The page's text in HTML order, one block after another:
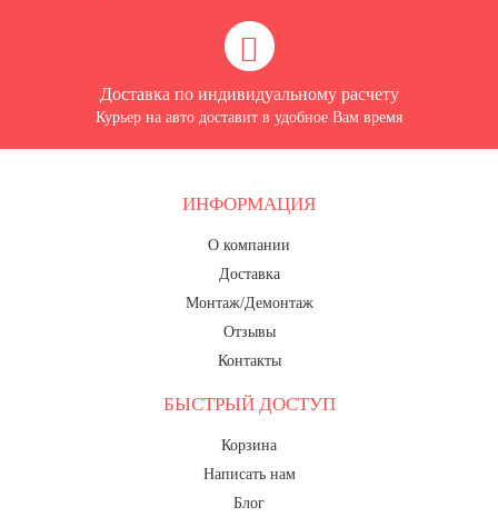
Доставка по индивидуальному расчету
Курьер на авто доставит в удобное Вам время
ИНФОРМАЦИЯ
О компании
Доставка
Монтаж/Демонтаж
Отзывы
Контакты
БЫСТРЫЙ ДОСТУП
Корзина
Написать нам
Блог